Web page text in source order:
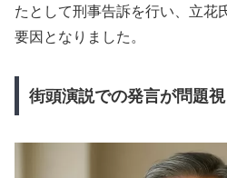
たとして刑事告訴を行い、立花
要因となりました。
街頭演説での発言が問題